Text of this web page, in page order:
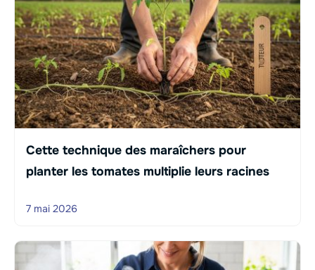
Cette technique des maraîchers pour
planter les tomates multiplie leurs racines
7 mai 2026